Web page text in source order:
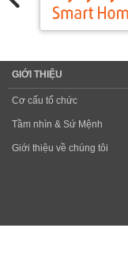
GIỚI THIỆU
Cơ cấu tổ chức
Tầm nhìn & Sứ Mệnh
Giới thiệu về chúng tôi